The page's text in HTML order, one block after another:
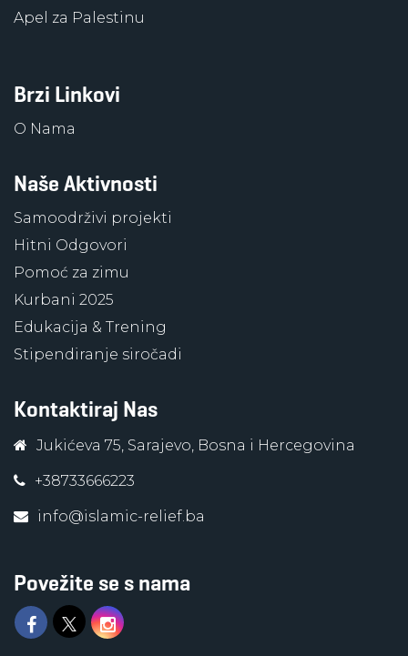
Apel za Palestinu
Brzi Linkovi
O Nama
Naše Aktivnosti
Samoodrživi projekti
Hitni Odgovori
Pomoć za zimu
Kurbani 2025
Edukacija & Trening
Stipendiranje siročadi
Kontaktiraj Nas
Jukićeva 75, Sarajevo, Bosna i Hercegovina
+38733666223
info@islamic-relief.ba
Povežite se s nama